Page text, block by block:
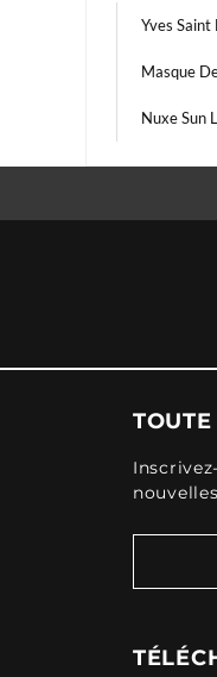
Yves
Masque
Nuxe Sun